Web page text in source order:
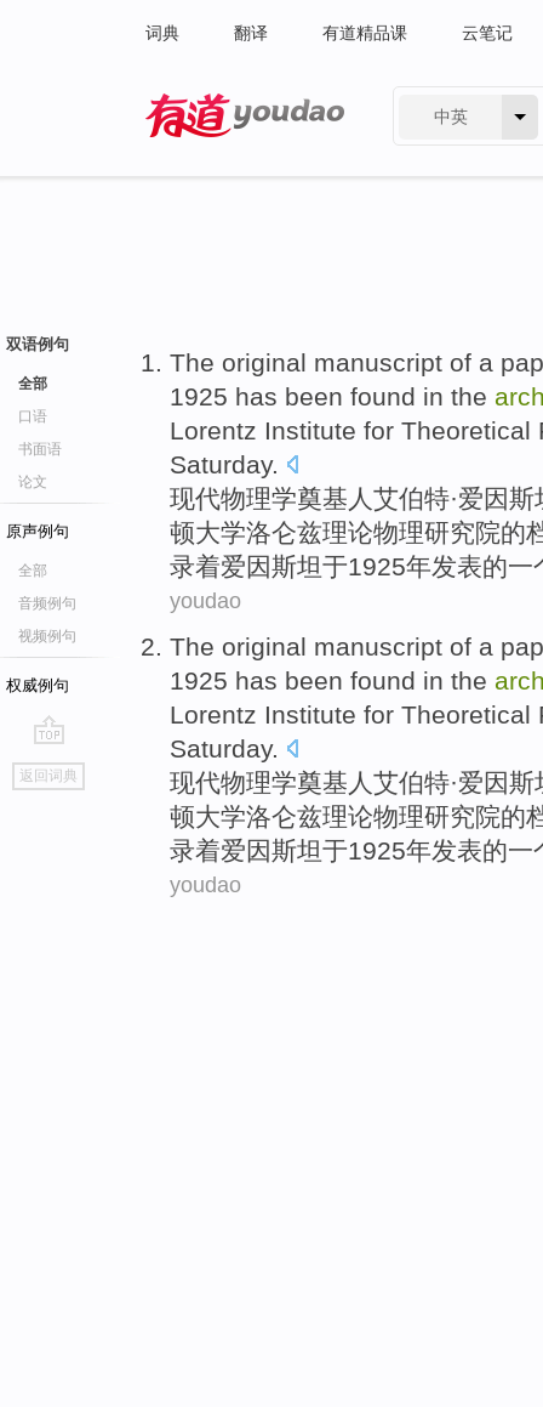
词典 翻译 有道精品课 云笔记
中英
双语例句
全部
口语
书面语
论文
原声例句
全部
音频例句
视频例句
权威例句
go
top
返回词典
The original manuscript of a
1925 has been found in the
Lorentz Institute for Theoretical
Saturday.
现代物理学奠基人 艾伯特·爱因斯
顿大学洛仑兹理论物理研究院的
录着爱因斯坦于1925年发表的一
youdao
The original manuscript of a
1925 has been found in the
Lorentz Institute for Theoretical
Saturday.
现代物理学奠基人 艾伯特·爱因斯
顿大学洛仑兹理论物理研究院的
录着爱因斯坦于1925年发表的一
youdao